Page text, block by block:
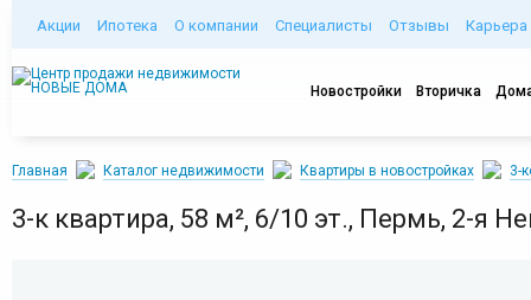
Акции Ипотека О компании Специалисты Отзывы Карьера
Новостройки Вторичка
Главная Каталог недвижимости Квартиры в новостройках 3-
3-к квартира, 58 м², 6/10 эт., Пермь, 2-я